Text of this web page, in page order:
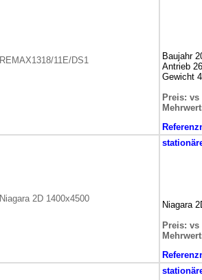
REMAX1318/11E/DS1
Baujahr
Antrieb
Gewicht
Preis:
Niagara 2D 1400x4500
Niagara
Preis: